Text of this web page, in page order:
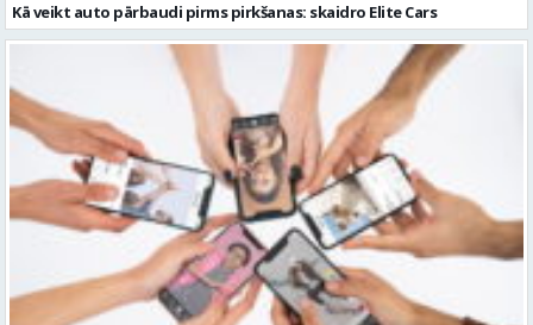
Kā veikt auto pārbaudi pirms pirkšanas: skaidro Elite Cars